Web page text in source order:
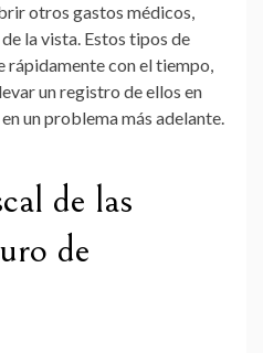
otros gastos médicos,
la vista. Estos tipos de
rápidamente con el tiempo,
un registro de ellos en
un problema más adelante.
de las
de